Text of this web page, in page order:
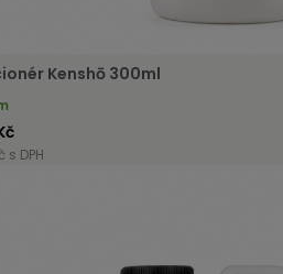
Kenshō 300ml
s DPH